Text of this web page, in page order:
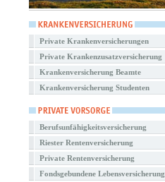
Private Krankenversicherungen
Private Krankenzusatzversicherung
Krankenversicherung Beamte
Krankenversicherung Studenten
Berufsunfähigkeitsversicherung
Riester Rentenversicherung
Private Rentenversicherung
Fondsgebundene Lebensversicherung